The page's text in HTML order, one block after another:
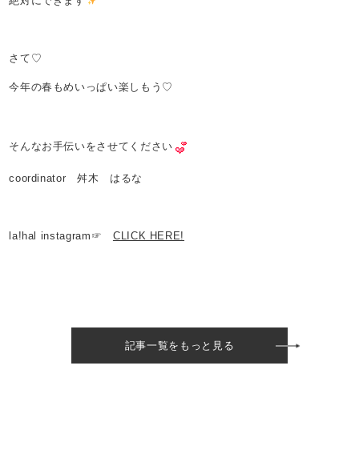
さて♡
今年の春もめいっぱい楽しもう♡
そんなお手伝いをさせてください
coordinator 舛木 はるな
la!hal instagram☞ CLICK HERE!
記事一覧をもっと見る